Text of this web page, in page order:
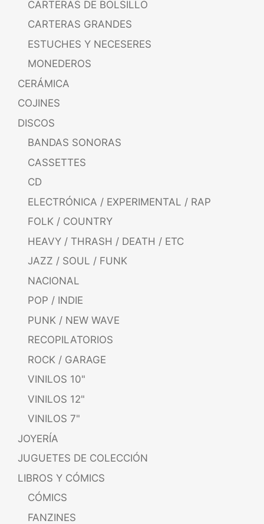
CARTERAS DE BOLSILLO
CARTERAS GRANDES
ESTUCHES Y NECESERES
MONEDEROS
CERÁMICA
COJINES
DISCOS
BANDAS SONORAS
CASSETTES
CD
ELECTRÓNICA / EXPERIMENTAL / RAP
FOLK / COUNTRY
HEAVY / THRASH / DEATH / ETC
JAZZ / SOUL / FUNK
NACIONAL
POP / INDIE
PUNK / NEW WAVE
RECOPILATORIOS
ROCK / GARAGE
VINILOS 10"
VINILOS 12"
VINILOS 7"
JOYERÍA
JUGUETES DE COLECCIÓN
LIBROS Y CÓMICS
CÓMICS
FANZINES